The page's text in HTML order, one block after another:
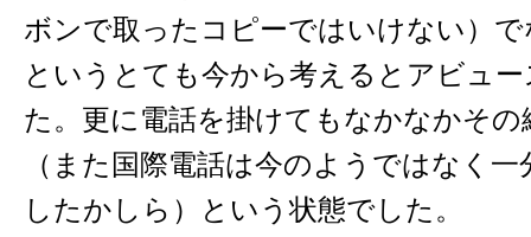
ボンで取ったコピーではいけない）
というとても今から考えるとアビュ
た。更に電話を掛けてもなかなかそ
（また国際電話は今のようではなく
したかしら）という状態でした。